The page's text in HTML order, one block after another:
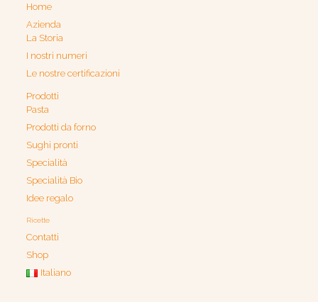
Home
Azienda
La Storia
I nostri numeri
Le nostre certificazioni
Prodotti
Pasta
Prodotti da forno
Sughi pronti
Specialità
Specialità Bio
Idee regalo
Ricette
Contatti
Shop
Italiano